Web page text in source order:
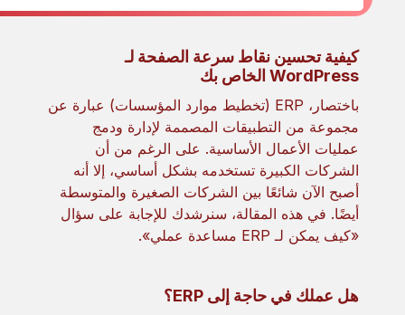
كيفية تحسين نقاط سرعة الصفحة لـ
WordPress الخاص بك
باختصار، ERP (تخطيط موارد المؤسسات) عبارة عن
مجموعة من التطبيقات المصممة لإدارة ودمج
عمليات الأعمال الأساسية. على الرغم من أن
الشركات الكبيرة تستخدمه بشكل أساسي، إلا أنه
أصبح الآن شائعًا بين الشركات الصغيرة والمتوسطة
أيضًا. في هذه المقالة، سنرشدك للإجابة على سؤال
«كيف يمكن لـ ERP مساعدة عملي».
هل عملك في حاجة إلى ERP؟